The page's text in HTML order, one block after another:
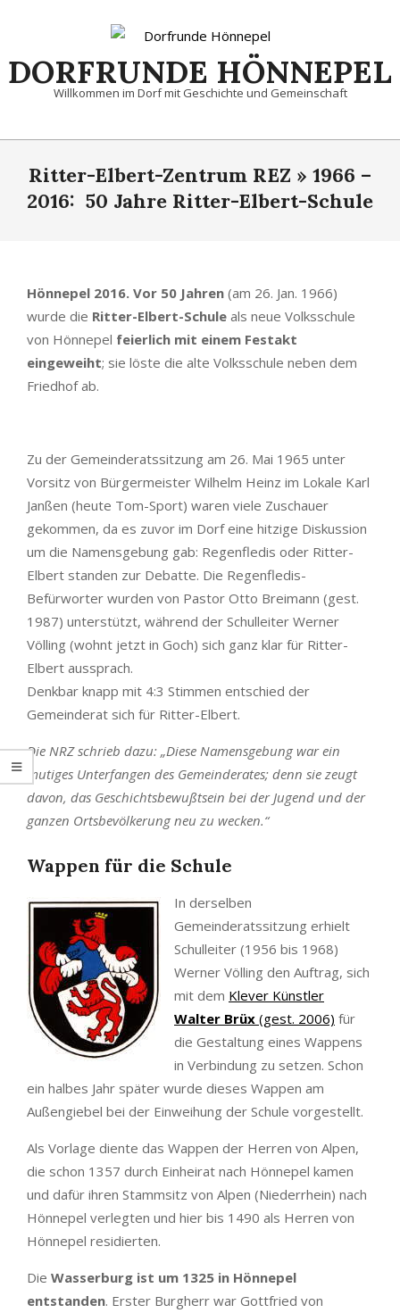
content
DORFRUNDE HÖNNEPEL
Willkommen im Dorf mit Geschichte und Gemeinschaft
Primary
Navigation
MenuRitter-Elbert-Zentrum REZ » 1966 –
2016: 50 Jahre Ritter-Elbert-Schule
Hönnepel 2016. Vor 50 Jahren (am 26. Jan. 1966)
wurde die Ritter-Elbert-Schule als neue Volksschule
von Hönnepel feierlich mit einem Festakt
eingeweiht; sie löste die alte Volksschule neben dem
Friedhof ab.
Zu der Gemeinderatssitzung am 26. Mai 1965 unter
Vorsitz von Bürgermeister Wilhelm Heinz im Lokale Karl
Janßen (heute Tom-Sport) waren viele Zuschauer
gekommen, da es zuvor im Dorf eine hitzige Diskussion
um die Namensgebung gab: Regenfledis oder Ritter-
Elbert standen zur Debatte. Die Regenfledis-
Befürworter wurden von Pastor Otto Breimann (gest.
1987) unterstützt, während der Schulleiter Werner
Völling (wohnt jetzt in Goch) sich ganz klar für Ritter-
Elbert aussprach.
Denkbar knapp mit 4:3 Stimmen entschied der
Gemeinderat sich für Ritter-Elbert.
Die NRZ schrieb dazu: „Diese Namensgebung war ein
mutiges Unterfangen des Gemeinderates; denn sie zeugt
davon, das Geschichtsbewußtsein bei der Jugend und der
ganzen Ortsbevölkerung neu zu wecken.“
Wappen für die Schule
In derselben
Gemeinderatssitzung erhielt
Schulleiter (1956 bis 1968)
Werner Völling den Auftrag, sich
mit dem Klever Künstler
Walter Brüx (gest. 2006) für
die Gestaltung eines Wappens
in Verbindung zu setzen. Schon
ein halbes Jahr später wurde dieses Wappen am
Außengiebel bei der Einweihung der Schule vorgestellt.
Als Vorlage diente das Wappen der Herren von Alpen,
die schon 1357 durch Einheirat nach Hönnepel kamen
und dafür ihren Stammsitz von Alpen (Niederrhein) nach
Hönnepel verlegten und hier bis 1490 als Herren von
Hönnepel residierten.
Die Wasserburg ist um 1325 in Hönnepel
entstanden. Erster Burgherr war Gottfried von